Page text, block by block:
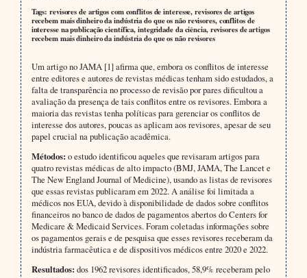
Tags: revisores de artigos com conflitos de interesse, revisores de artigos
recebem mais dinheiro da indústria do que os não revisores, conflitos de
interesse na publicação científica, integridade da ciência, revisores de artigos
recebem mais dinheiro da indústria do que os não revisores
Um artigo no JAMA [1] afirma que, embora os conflitos de interesse
entre editores e autores de revistas médicas tenham sido estudados, a
falta de transparência no processo de revisão por pares dificultou a
avaliação da presença de tais conflitos entre os revisores. Embora a
maioria das revistas tenha políticas para gerenciar os conflitos de
interesse dos autores, poucas as aplicam aos revisores, apesar de seu
papel crucial na publicação acadêmica.
Métodos: o estudo identificou aqueles que revisaram artigos para
quatro revistas médicas de alto impacto (BMJ, JAMA, The Lancet e
The New England Journal of Medicine), usando as listas de revisores
que essas revistas publicaram em 2022. A análise foi limitada a
médicos nos EUA, devido à disponibilidade de dados sobre conflitos
financeiros no banco de dados de pagamentos abertos do Centers for
Medicare & Medicaid Services. Foram coletadas informações sobre
os pagamentos gerais e de pesquisa que esses revisores receberam da
indústria farmacêutica e de dispositivos médicos entre 2020 e 2022.
Resultados: dos 1962 revisores identificados, 58,9% receberam pelo